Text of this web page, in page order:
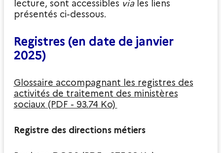
lecture, sont accessibles via les liens
présentés ci-dessous.
Registres (en date de janvier
2025)
Glossaire accompagnant les registres des
activités de traitement des ministères
sociaux (PDF - 93.74 Ko)
Registre des directions métiers